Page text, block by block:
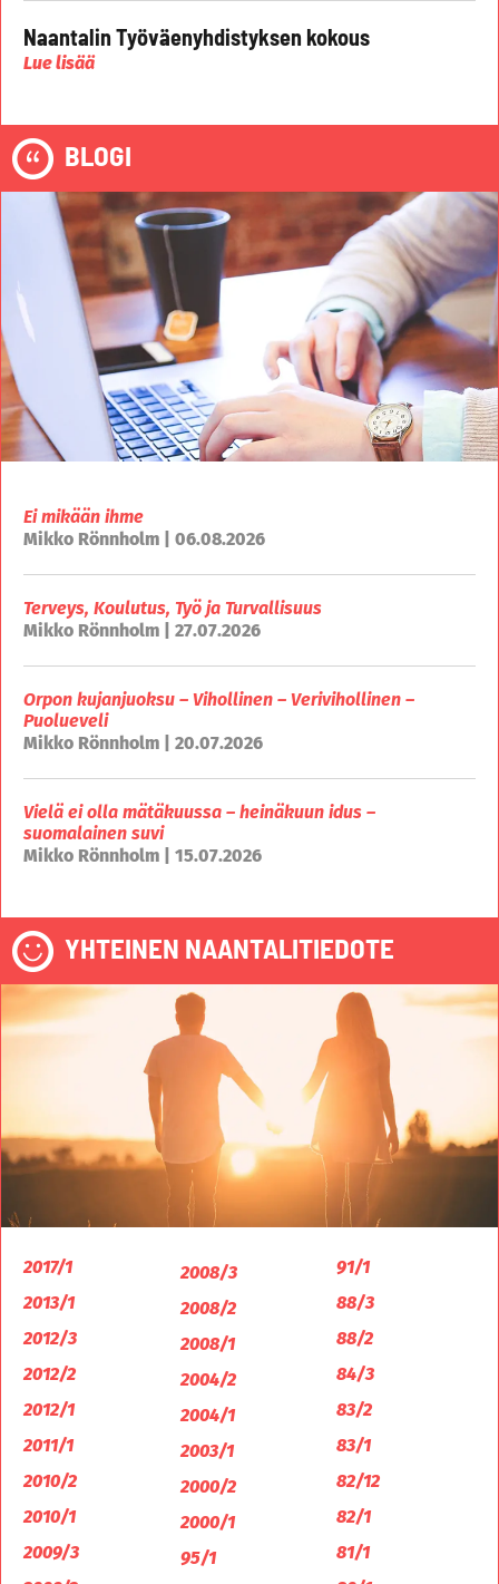
Naantalin Työväenyhdistyksen kokous
Lue lisää
BLOGI
Ei mikään ihme
Mikko Rönnholm | 06.08.2026
Terveys, Koulutus, Työ ja Turvallisuus
Mikko Rönnholm | 27.07.2026
Orpon kujanjuoksu – Vihollinen – Verivihollinen –
Puolueveli
Mikko Rönnholm | 20.07.2026
Vielä ei olla mätäkuussa – heinäkuun idus –
suomalainen suvi
Mikko Rönnholm | 15.07.2026
YHTEINEN NAANTALITIEDOTE
2017/1
2013/1
2012/3
2012/2
2012/1
2011/1
2010/2
2010/1
2009/3
2008/3
2008/2
2008/1
2004/2
2004/1
2003/1
2000/2
2000/1
95/1
91/1
88/3
88/2
84/3
83/2
83/1
82/12
82/1
81/1